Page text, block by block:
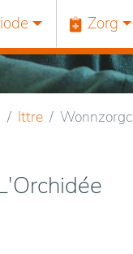
Zorg
Ittre